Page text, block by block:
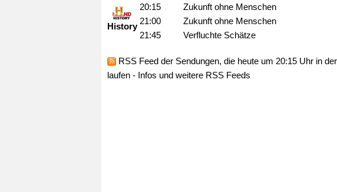
History
20:15
Zukunft ohne Menschen
21:00
Zukunft ohne Menschen
21:45
Verfluchte Schätze
RSS Feed der Sendungen, die heute um 20:15 Uhr in
laufen - Infos und weitere RSS Feeds